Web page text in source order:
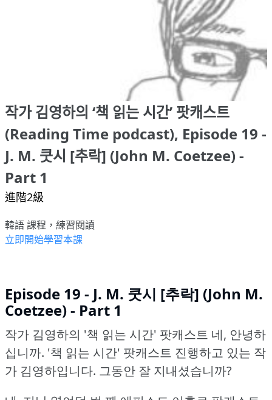
작가 김영하의 ‘책 읽는 시간’ 팟캐스트
(Reading Time podcast), Episode 19 -
J. M. 쿳시 [추락] (John M. Coetzee) -
Part 1
進階2級
韓語 課程，練習閱讀
立即開始學習本課
Episode 19 - J. M. 쿳시 [추락] (John M.
Coetzee) - Part 1
작가 김영하의 '책 읽는 시간' 팟캐스트 네, 안녕하
십니까. '책 읽는 시간' 팟캐스트 진행하고 있는 작
가 김영하입니다. 그동안 잘 지내셨습니까?